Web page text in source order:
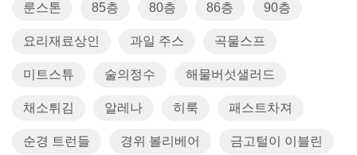
룬스톤 85층 80층 86층 90층
요리재료상인 과일 주스 곡물스프
미트스튜 술의정수 해물버섯샐러드
채소튀김 알레나 히룩 패스트차져
순경 트런들 경위 볼리베어 금고털이 이블린